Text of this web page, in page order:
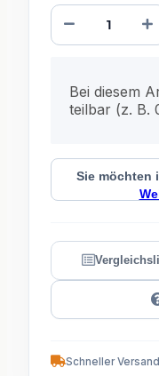
Bei diesem
teilbar (z. B.
Sie möchten
Schneller Versand